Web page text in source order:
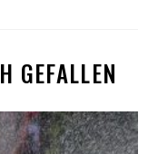
GEFALLEN